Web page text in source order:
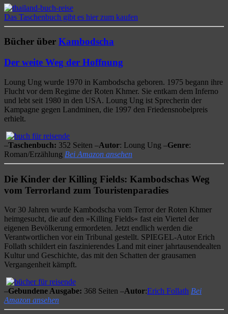
Das Taschenbuch gibt es hier zum kaufen
Bücher über Kambodscha
Der weite Weg der Hoffnung
Loung Ung wurde 1970 in Kambodscha geboren. 1975 begann ihre
Flucht vor dem Regime der Roten Khmer. Sie entkam dem Inferno
und lebt seit 1980 in den USA. Loung Ung ist Sprecherin der
Kampagne gegen Landminen, die 1997 den Friedensnobelpreis
erhielt.
–Taschenbuch: 352 Seiten –Autor: Loung Ung –Genre:
Roman/Erzählung Bei Amazon ansehen
Die Kinder der Killing Fields: Kambodschas Weg
vom Terrorland zum Touristenparadies
Vor 30 Jahren wurde Kambodscha vom Terror der Roten Khmer
heimgesucht, die auf den »Killing Fields« fast ein Viertel der
eigenen Bevölkerung ermordeten. Jetzt endlich werden die
Verantwortlichen vor ein Tribunal gestellt. SPIEGEL-Autor Erich
Follath schildert ein faszinierendes Land mit einer jahrtausendealten
Kultur und Geschichte, das mit den Schatten der grausamen
Vergangenheit kämpft.
–Gebundene Ausgabe: 368 Seiten –Autor:Erich Follath Bei
Amazon ansehen